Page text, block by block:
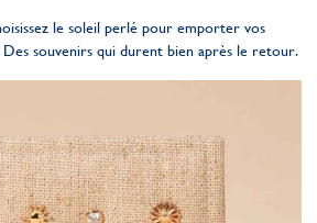
le soleil perlé pour emporter vos
Des souvenirs qui durent bien après le retour.